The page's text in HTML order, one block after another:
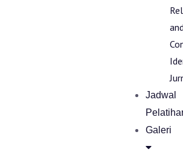
Jadwal
Galeri